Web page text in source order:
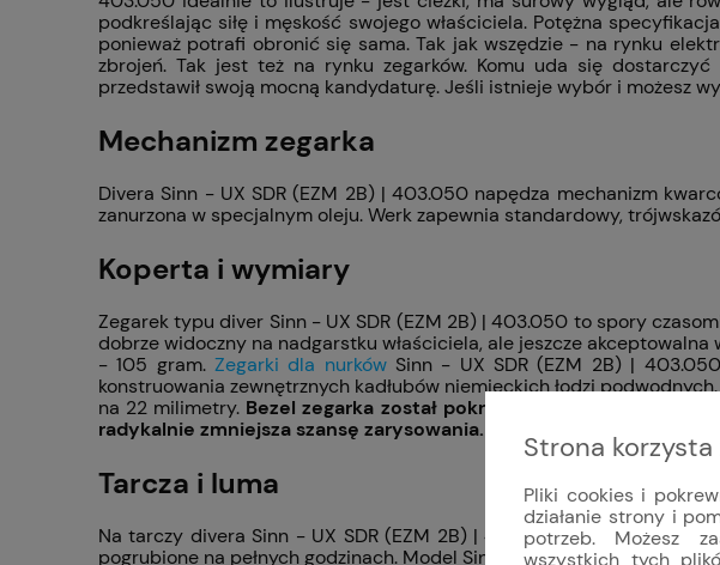
podkreślając siłę i męskość swojego właściciela. Potężna
ponieważ potrafi obronić się sama. Tak jak wszędzie - na rynku
zbrojeń. Tak jest też na rynku zegarków. Komu uda się
przedstawił swoją mocną kandydaturę. Jeśli istnieje wybór i możesz
Mechanizm zegarka
Divera Sinn - UX SDR (EZM 2B) | 403.050 napędza mechanizm
zanurzona w specjalnym oleju. Werk zapewnia standardowy,
Koperta i wymiary
Zegarek typu diver Sinn - UX SDR (EZM 2B) | 403.050 to spory
dobrze widoczny na nadgarstku właściciela, ale jeszcze
- 105 gram.Zegarki dla nurkówSinn - UX SDR (EZM 2B) |
konstruowania zewnętrznych kadłubów niemieckich łodzi
na 22 milimetry. Bezel zegarka został pokryty czarną powłoką
radykalnie zmniejsza szansę zarysowania.
Tarcza i luma
Na tarczy divera Sinn - UX SDR (EZM 2B) | 403.050 znajdują się
pogrubione na pełnych godzinach. Model Sinn - UX SDR (EZM 2B) |
Strona
Pliki cookies i
działanie strony i
potrzeb. Możesz
wszystkich tych